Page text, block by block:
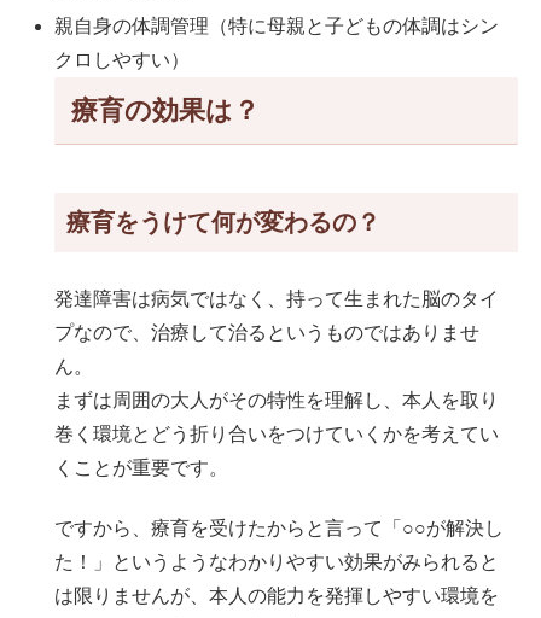
親自身の体調管理（特に母親と子どもの体調はシン
クロしやすい）
療育の効果は？
療育をうけて何が変わるの？
発達障害は病気ではなく、持って生まれた脳のタイ
プなので、治療して治るというものではありませ
ん。
まずは周囲の大人がその特性を理解し、本人を取り
巻く環境とどう折り合いをつけていくかを考えてい
くことが重要です。
ですから、療育を受けたからと言って「○○が解決し
た！」というようなわかりやすい効果がみられると
は限りませんが、本人の能力を発揮しやすい環境を